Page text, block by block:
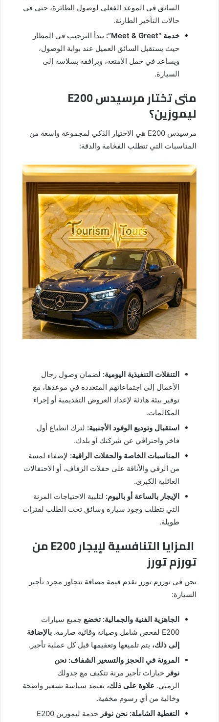
السائق في الموعد الفعلي لوصول الطائرة، حتى في
حالات التأخير الطارئة.
خدمة “Meet & Greet”:
يبدأ الترحيب في المطار
حيث يستقبل السائق العميل عند بوابة الوصول،
ويساعد في حمل الأمتعة، ويرافقه بسلاسة إلى
السيارة.
متى تختار مرسيدس E200
ليموزين؟
مرسيدس E200 هي الاختيار الذكي لمجموعة واسعة من
المناسبات التي تتطلب الفخامة والدقة:
التنقلات التنفيذية اليومية: لضمان وصول رجال
الأعمال إلى اجتماعاتهم المتعددة في موعدها، مع
توفير بيئة هادئة لإعداد العروض التقديمية أو إجراء
المكالمات.
استقبال وتوديع الوفود الأجنبية: لترك انطباع أول
فاخر واحترافي عن شركتك أو بلدك.
المناسبات الخاصة والحفلات الراقية: لإضفاء لمسة
من الرقي والأناقة على حفلات الزفاف، أو الاحتفالات
العائلية الكبرى.
الإيجار بالساعة أو باليوم: لتلبية الاحتياجات المرنة
التي تتطلب وجود سيارة وسائق تحت الطلب لفترات
طويلة.
المزايا التنافسية لإيجار E200 من
تورزم تورز
نحن في تورزم تورز نقدم قيمة مضافة تتجاوز مجرد تأجير
السيارة:
الجاهزية الفنية والجمالية: تخضع جميع سيارات
E200 لفحص شامل وصيانة وقائية صارمة.
بالإضافة
إلى ذلك، يتم تلميعها وتعقيمها قبل كل عملية تأجير.
المرونة في الحجز والتسعير الشفاف: نحن
نوفر خيارات تأجير مرنة تتكيف مع جدولك
الزمني. علاوة على ذلك، نعتمد سياسة تسعير واضحة
وخالية من أي رسوم مخفية.
التغطية الشاملة: نحن نوفر
خدمة ليموزين E200